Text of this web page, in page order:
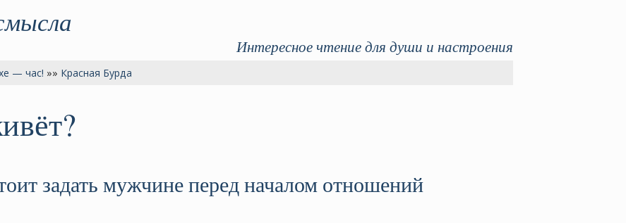
Интересное чтение для души и настроения
— час! »» Красная Бурда
задать мужчине перед началом отношений